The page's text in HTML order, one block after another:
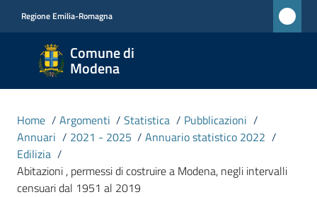
Regione Emilia-Romagna
Comune di
Modena
Comune
di
Modena
CIVICA
MONET
Home / Argomenti / Statistica / Pubblicazioni /
Annuari / 2021 - 2025 / Annuario statistico 2022 /
Edilizia /
Abitazioni , permessi di costruire a Modena, negli intervalli
censuari dal 1951 al 2019